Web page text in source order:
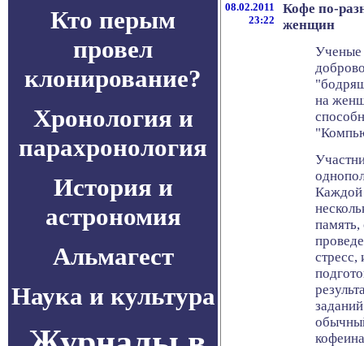
Кто перым
провел
клонирование?
Хронология и
парахронология
История и
астрономия
Альмагест
Наука и культура
08.02.2011
23:22
Кофе по-
женщин
Ученые
на
Каждой
память,
стресс,